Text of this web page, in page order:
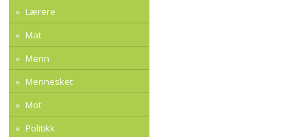
Lærere
Mat
Menn
Mennesket
Mot
Politikk